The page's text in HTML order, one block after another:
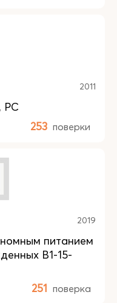
2011
РС
253 поверки
2019
питанием
В1-15-
251 поверка